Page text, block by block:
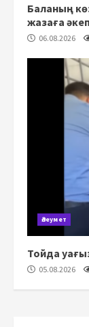
Баланың
жазаға
06.08.2026
Әлеумет
Тойда
05.08.2026